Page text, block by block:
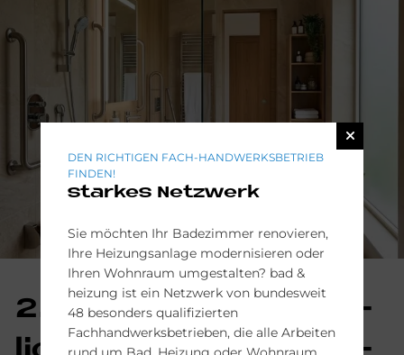
2. För­de­rungs­mög­
DEN RICHTIGEN FACH-HANDWERKSBETRIEB
FINDEN!
starkes Netzwerk
Sie möchten Ihr Badezimmer renovieren,
Ihre Heizungsanlage modernisieren oder
Ihren Wohnraum umgestalten? bad &
heizung ist ein Netzwerk von bundesweit
48 besonders qualifizierten
Fachhandwerksbetrieben, die alle Arbeiten